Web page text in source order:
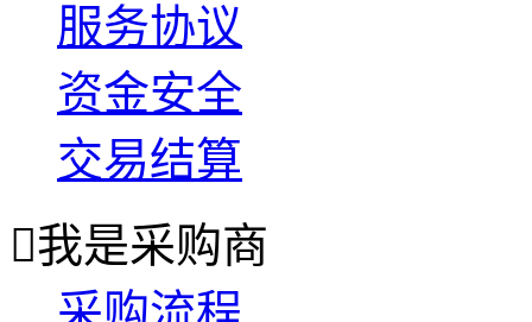
服务协议
资金安全
交易结算
我是采购商